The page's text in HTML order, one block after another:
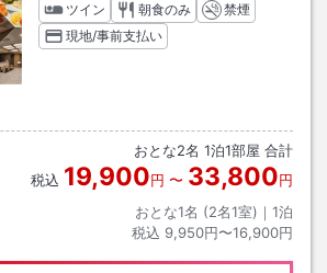
ツイン
朝食のみ
禁煙
現地/事前支払い
おとな2名 1泊1部屋 合計
税込 19,900円 〜 33,800円
おとな1名 (2名1室)｜ 1泊
税込 9,950円〜16,900円